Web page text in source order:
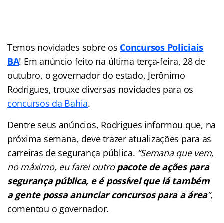
Temos novidades sobre os Concursos Policiais
BA! Em anúncio feito na última terça-feira, 28 de
outubro, o governador do estado, Jerônimo
Rodrigues, trouxe diversas novidades para os
concursos da Bahia.
Dentre seus anúncios, Rodrigues informou que, na
próxima semana, deve trazer atualizações para as
carreiras de segurança pública. “Semana que vem,
no máximo, eu farei outropacote de ações para
segurança pública, e é possível que lá também
a gente possa anunciar concursos para a área”,
comentou o governador.